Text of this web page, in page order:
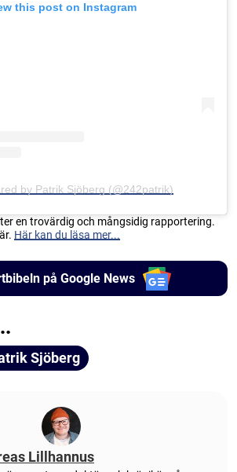
this post on Instagram
by Patrik Sjöberg (@242patrik)
en trovärdig och mångsidig rapportering.
Här kan du läsa mer...
på Google News
Sjöberg
Lillhannus